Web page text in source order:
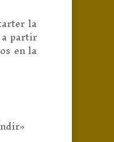
la
partir
en la